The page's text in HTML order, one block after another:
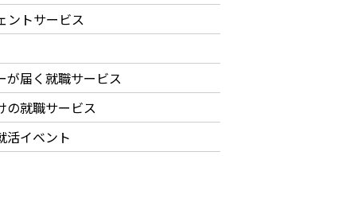
ントサービス
が届く就職サービス
の就職サービス
活イベント